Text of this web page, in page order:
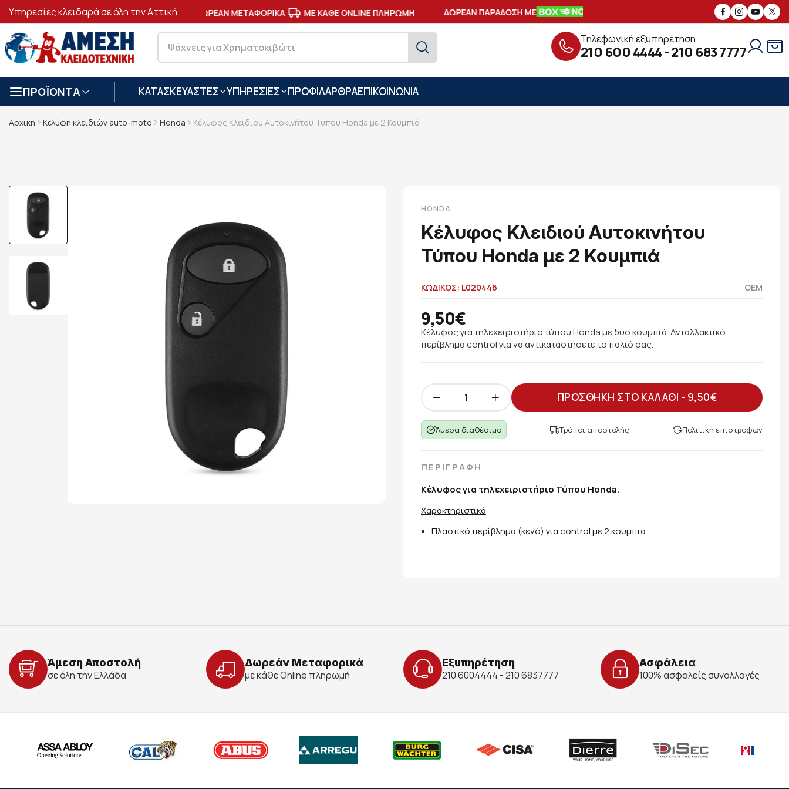
Υπηρεσίες κλειδαρά σε όλη την Αττική
ΑΣΦΑΛΕΙΣ ΣΥΝΑΛΛΑΓΕΣ ΔΩΡΕΑΝ ΜΕΤΑΦΟΡΙΚΑ ΜΕ ΚΑΘΕ ONLINE ΠΛΗΡΩΜΗ ΔΩΡΕΑΝ ΠΑΡΑΔΟΣΗ ΜΕ ΣΥΝΑΛΛΑΓΕΣ
Τηλεφωνική εξυπηρέτηση
210 600 4444-210 683 7777
ΠΡΟΪΟΝΤΑ ΚΑΤΑΣΚΕΥΑΣΤΕΣ ΥΠΗΡΕΣΙΕΣ ΠΡΟΦΙΛΑΡΘΡΑΕΠΙΚΟΙΝΩΝΙΑ
Αρχική Κελύφη κλειδιών auto-moto Honda Κέλυφος Κλειδιού Αυτοκινήτου Τύπου Honda με 2 Κουμπιά
HONDA
Κέλυφος Κλειδιού Αυτοκινήτου
Τύπου Honda με 2 Κουμπιά
ΚΩΔΙΚΟΣ: L020446 OEM
9,50€
Κέλυφος για τηλεχειριστήριο τύπου Honda με δύο κουμπιά. Ανταλλακτικό
περίβλημα control για να αντικαταστήσετε το παλιό σας.
ΠΡΟΣΘΗΚΗ ΣΤΟ ΚΑΛΑΘΙ - 9,50€
Άμεσα διαθέσιμο Τρόποι αποστολής Πολιτική επιστροφών
ΠΕΡΙΓΡΑΦΗ
Κέλυφος για τηλεχειριστήριο Τύπου Honda.
Χαρακτηριστικά
Πλαστικό περίβλημα (κενό) για control με 2 κουμπιά.
Άμεση Αποστολή
σε όλη την Ελλάδα
Δωρεάν Μεταφορικά
με κάθε Online πληρωμή
Εξυπηρέτηση
210 6004444 - 210 6837777
Ασφάλεια
100% ασφαλείς συναλλαγές